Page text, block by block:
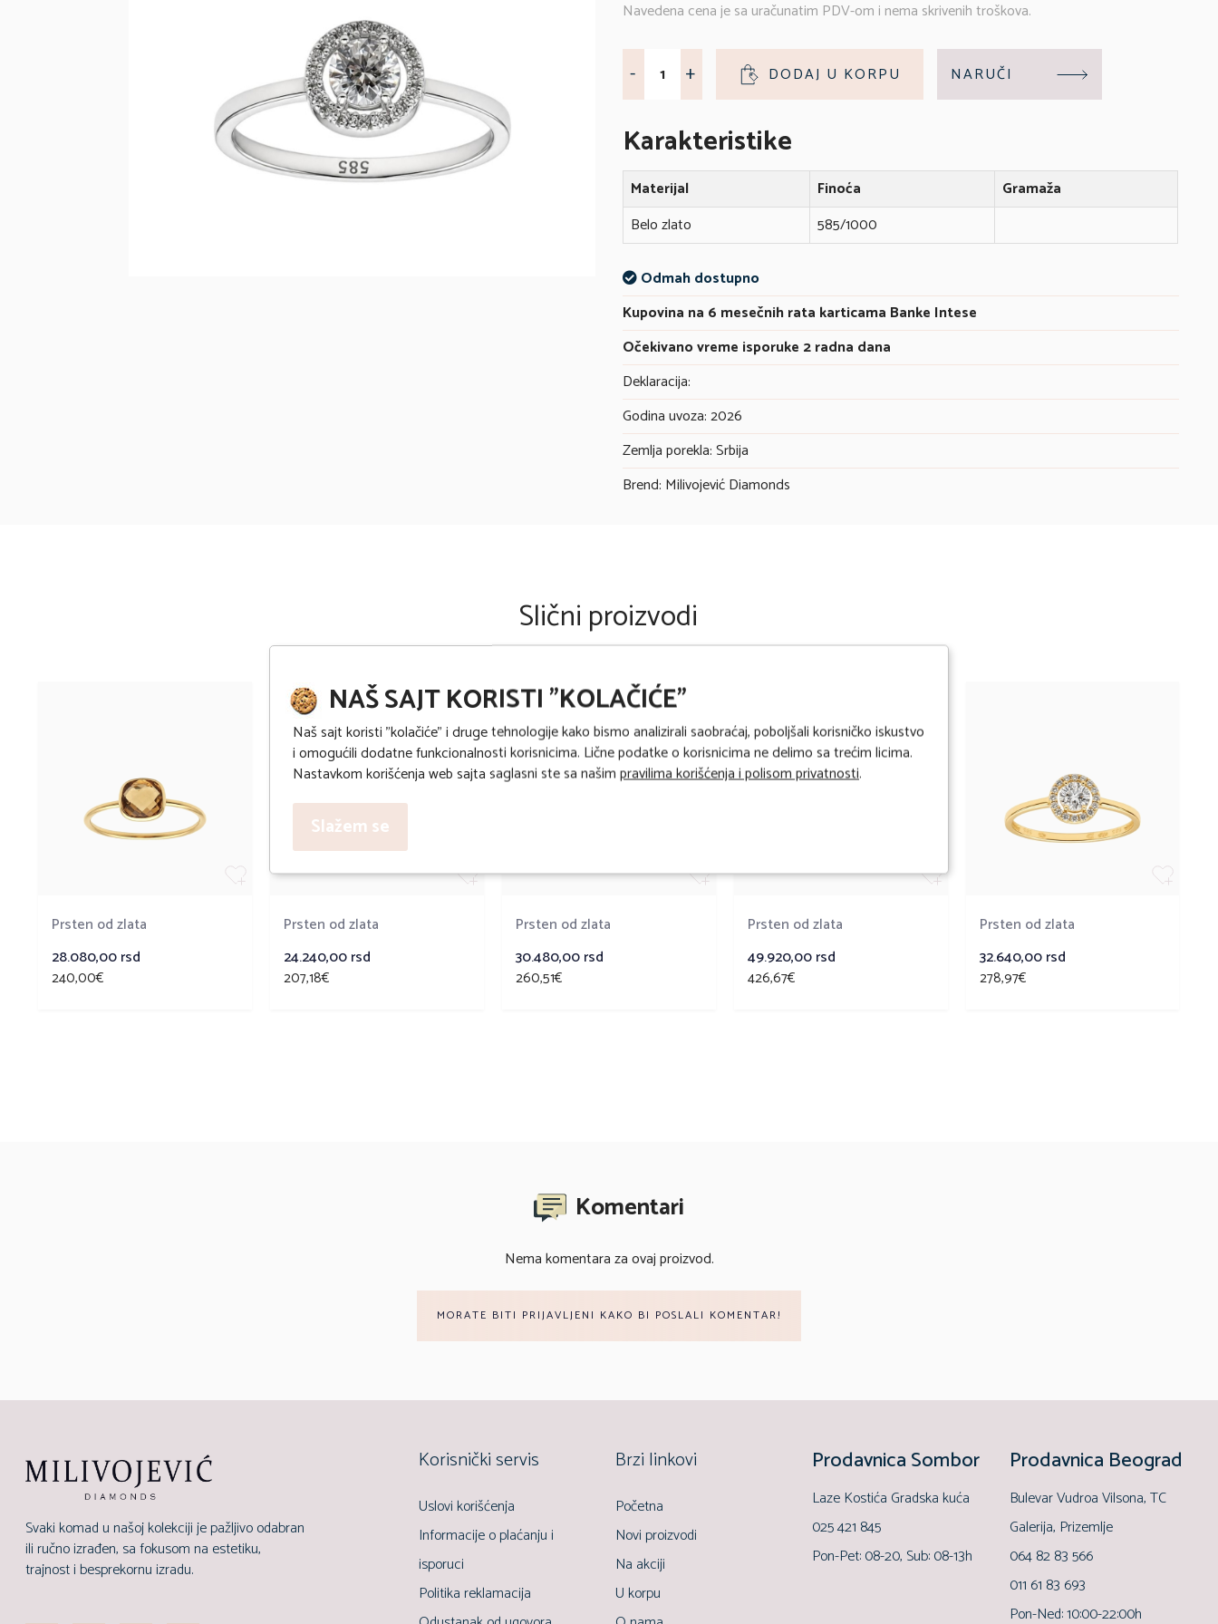
Navedena cena je sa uračunatim PDV-om i nema skrivenih troškova.
- + DODAJ U KORPU NARUČI
Karakteristike
Materijal Finoća
Gramaža
Belo zlato
585/1000
Odmah dostupno
Kupovina na 6 mesečnih rata karticama Banke Intese
Očekivano vreme isporuke 2 radna dana
Deklaracija:
Godina uvoza: 2026
Zemlja porekla: Srbija
Brend: Milivojević Diamonds
Slični proizvodi
Prsten od zlata
28.080,00rsd
240,00€
Prsten od zlata
24.240,00rsd
207,18€
Prsten od zlata
30.480,00rsd
260,51€
Prsten od zlata
49.920,00rsd
426,67€
Prsten od zlata
32.640,00rsd
278,97€
Komentari
Nema komentara za ovaj proizvod.
MORATE BITI PRIJAVLJENI KAKO BI POSLALI KOMENTAR!
Svaki komad u našoj kolekciji je pažljivo odabran
ili ručno izrađen, sa fokusom na estetiku,
trajnost i besprekornu izradu.
Korisnički servis
Uslovi korišćenja
Informacije o plaćanju i
isporuci
Politika reklamacija
Brzi linkovi
Početna
Novi proizvodi
Na akciji
U korpu
Prodavnica Sombor
Laze Kostića Gradska kuća
025 421 845
Pon-Pet: 08-20, Sub: 08-13h
Prodavnica Beograd
Bulevar Vudroa Vilsona, TC
Galerija, Prizemlje
064 82 83 566
011 61 83 693
Pon-Ned: 10:00-22:00h
NAŠ SAJT KORISTI "KOLAČIĆE"
Naš sajt koristi "kolačiće" i druge tehnologije kako bismo analizirali saobraćaj, poboljšali korisničko iskustvo
i omogućili dodatne funkcionalnosti korisnicima. Lične podatke o korisnicima ne delimo sa trećim licima.
Nastavkom korišćenja web sajta saglasni ste sa našimpravilima korišćenja i polisom privatnosti.
Slažem se